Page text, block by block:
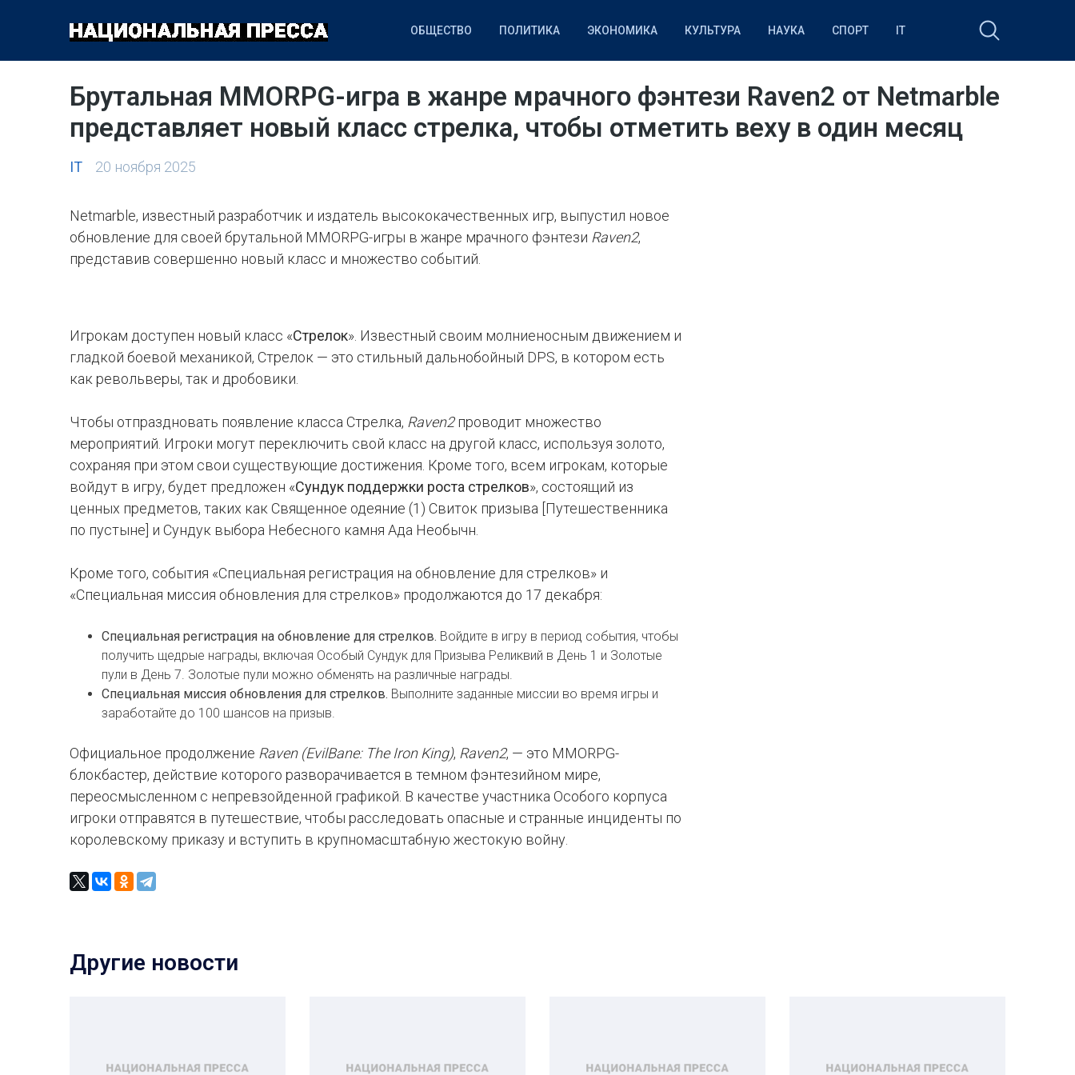
ОБЩЕСТВО ПОЛИТИКА ЭКОНОМИКА КУЛЬТУРА НАУКА СПОРТ IT
ОБЩЕСТВО ПОЛИТИКА ЭКОНОМИКА КУЛЬТУРА НАУКА СПОРТ IT
Брутальная MMORPG-игра в жанре мрачного фэнтези Raven2 от Netmarble
представляет новый класс стрелка, чтобы отметить веху в один месяц
IT 20 ноября 2025
Netmarble, известный разработчик и издатель высококачественных игр, выпустил новое
обновление для своей брутальной MMORPG-игры в жанре мрачного фэнтези Raven2,
представив совершенно новый класс и множество событий.
Игрокам доступен новый класс «Стрелок». Известный своим молниеносным движением и
гладкой боевой механикой, Стрелок — это стильный дальнобойный DPS, в котором есть
как револьверы, так и дробовики.
Чтобы отпраздновать появление класса Стрелка, Raven2проводит множество
мероприятий. Игроки могут переключить свой класс на другой класс, используя золото,
сохраняя при этом свои существующие достижения. Кроме того, всем игрокам, которые
войдут в игру, будет предложен «Сундук поддержки роста стрелков», состоящий из
ценных предметов, таких как Священное одеяние (1) Свиток призыва [Путешественника
по пустыне] и Сундук выбора Небесного камня Ада Необычн.
Кроме того, события «Специальная регистрация на обновление для стрелков» и
«Специальная миссия обновления для стрелков» продолжаются до 17 декабря:
Специальная регистрация на обновление для стрелков. Войдите в игру в период события, чтобы
получить щедрые награды, включая Особый Сундук для Призыва Реликвий в День 1 и Золотые
пули в День 7. Золотые пули можно обменять на различные награды.
Специальная миссия обновления для стрелков. Выполните заданные миссии во время игры и
заработайте до 100 шансов на призыв.
Официальное продолжение Raven (EvilBane: The Iron King), Raven2, — это MMORPG-
блокбастер, действие которого разворачивается в темном фэнтезийном мире,
переосмысленном с непревзойденной графикой. В качестве участника Особого корпуса
игроки отправятся в путешествие, чтобы расследовать опасные и странные инциденты по
королевскому приказу и вступить в крупномасштабную жестокую войну.
Другие новости